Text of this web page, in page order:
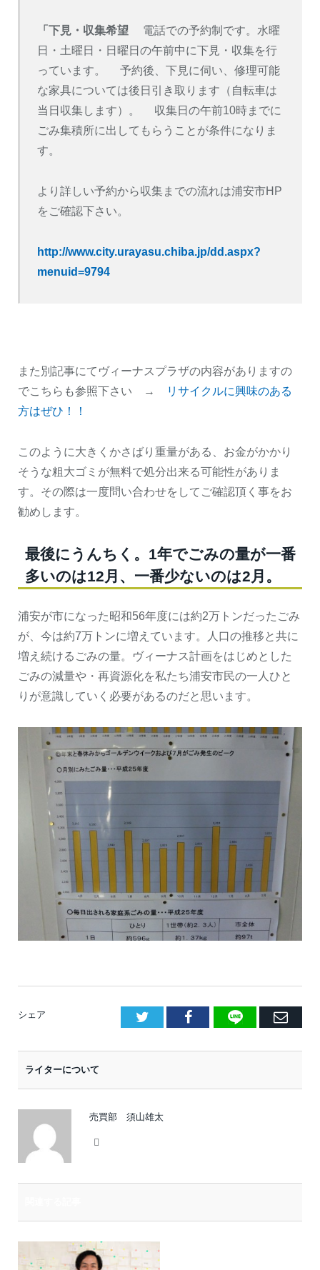
「下見・収集希望 電話での予約制です。水曜
日・土曜日・日曜日の午前中に下見・収集を行
っています。 予約後、下見に伺い、修理可能
な家具については後日引き取ります（自転車は
当日収集します）。 収集日の午前10時までに
ごみ集積所に出してもらうことが条件になりま
す。
より詳しい予約から収集までの流れは浦安市HP
をご確認下さい。
http://www.city.urayasu.chiba.jp/dd.aspx?
menuid=9794
また別記事にてヴィーナスプラザの内容がありますの
でこちらも参照下さい →
リサイクルに興味のある
方はぜひ！！
このように大きくかさばり重量がある、お金がかかり
そうな粗大ゴミが無料で処分出来る可能性がありま
す。その際は一度問い合わせをしてご確認頂く事をお
勧めします。
最後にうんちく。1年でごみの量が一番
多いのは12月、一番少ないのは2月。
浦安が市になった昭和56年度には約2万トンだったごみ
が、今は約7万トンに増えています。人口の推移と共に
増え続けるごみの量。ヴィーナス計画をはじめとした
ごみの減量や・再資源化を私たち浦安市民の一人ひと
りが意識していく必要があるのだと思います。
シェア Facebook
LINE
E
ライターについて
売買部 須山雄太